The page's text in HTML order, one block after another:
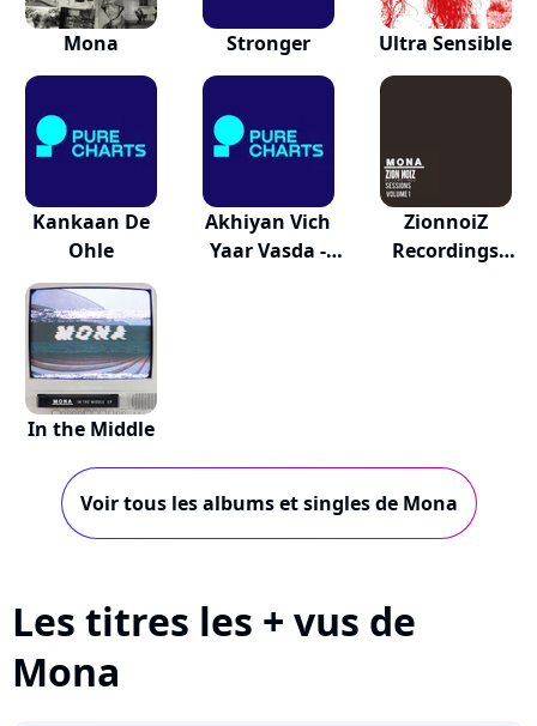
Mona Stronger Ultra Sensible
Kankaan De
Ohle
Akhiyan Vich
Yaar Vasda -
ZionnoiZ
Recordings
In the Middle
Voir tous les albums et singles de Mona
Les titres les + vus de
Mona